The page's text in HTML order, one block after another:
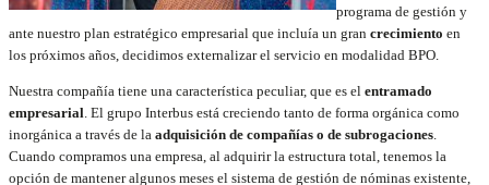
programa de gestión y
ante nuestro plan estratégico empresarial que incluía un gran crecimiento en
los próximos años, decidimos externalizar el servicio en modalidad BPO.
Nuestra compañía tiene una característica peculiar, que es el entramado
empresarial. El grupo Interbus está creciendo tanto de forma orgánica como
inorgánica a través de la adquisición de compañías o de subrogaciones.
Cuando compramos una empresa, al adquirir la estructura total, tenemos la
opción de mantener algunos meses el sistema de gestión de nóminas existente,